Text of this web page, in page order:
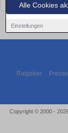
Alle Cookies
Einstellungen
Ratgeber Presse
Copyright © 2000 -